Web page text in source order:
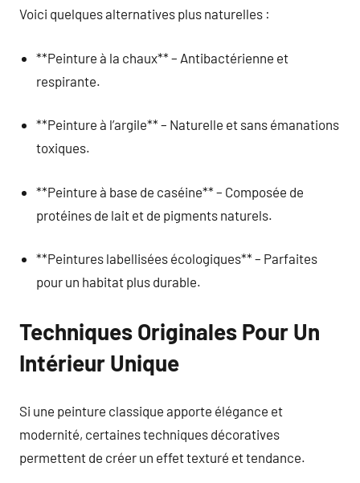
Voici quelques alternatives plus naturelles :
**Peinture à la chaux** – Antibactérienne et
respirante.
**Peinture à l’argile** – Naturelle et sans émanations
toxiques.
**Peinture à base de caséine** – Composée de
protéines de lait et de pigments naturels.
**Peintures labellisées écologiques** – Parfaites
pour un habitat plus durable.
Techniques Originales Pour Un
Intérieur Unique
Si une peinture classique apporte élégance et
modernité, certaines techniques décoratives
permettent de créer un effet texturé et tendance.